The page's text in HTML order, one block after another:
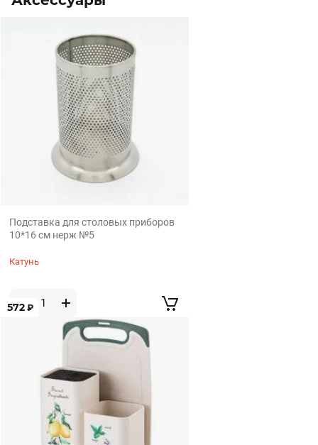
Подставка для столовых приборов
10*16 см нерж №5
Катунь
572 ₽